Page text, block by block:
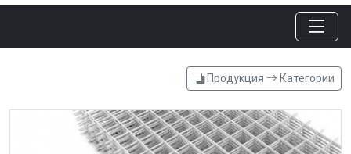
Продукция Категории